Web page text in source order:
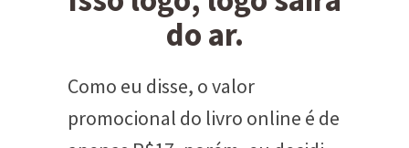
do ar.
Como eu disse, o valor
promocional do livro online é de